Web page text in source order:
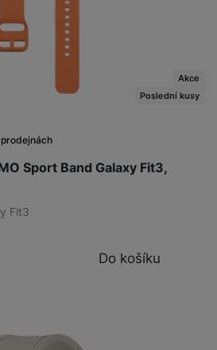
Sport Band Galaxy Fit3,
Akce
Poslední kusy
Fit3
Do košíku